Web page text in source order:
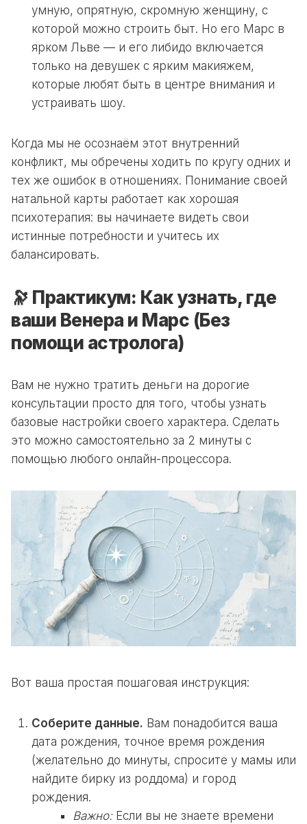
умную, опрятную, скромную женщину, с
которой можно строить быт. Но его Марс в
ярком Льве — и его либидо включается
только на девушек с ярким макияжем,
которые любят быть в центре внимания и
устраивать шоу.
Когда мы не осознаём этот внутренний
конфликт, мы обречены ходить по кругу одних и
тех же ошибок в отношениях. Понимание своей
натальной карты работает как хорошая
психотерапия: вы начинаете видеть свои
истинные потребности и учитесь их
балансировать.
🔭 Практикум: Как узнать, где
ваши Венера и Марс (Без
помощи астролога)
Вам не нужно тратить деньги на дорогие
консультации просто для того, чтобы узнать
базовые настройки своего характера. Сделать
это можно самостоятельно за 2 минуты с
помощью любого онлайн-процессора.
Вот ваша простая пошаговая инструкция:
Соберите данные. Вам понадобится ваша
дата рождения, точное время рождения
(желательно до минуты, спросите у мамы или
найдите бирку из роддома) и город
рождения.
Важно:Если вы не знаете времени